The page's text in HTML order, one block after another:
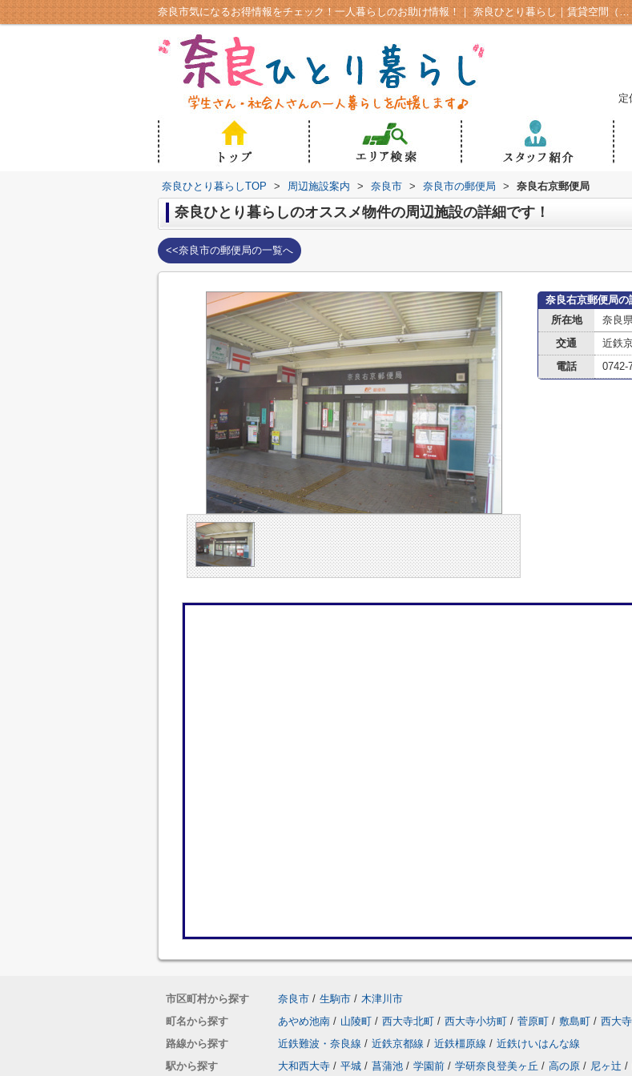
奈良市気になるお得情報をチェック！一人暮らしのお助け情報！｜ 奈良ひとり暮らし｜賃貸空間（株）A-SPACE奈良市の学生向け賃貸
定
奈良ひとり暮らしTOP > 周辺施設案内 > 奈良市 > 奈良市の郵便局 > 奈良右京郵便局
奈良ひとり暮らしのオススメ物件の周辺施設の詳細です！
<<奈良市の郵便局の一覧へ
奈良右京郵便局の
所在地
奈良
交通
近鉄
電話
0742-
市区町村から探す 奈良市 / 生駒市 / 木津川市
町名から探す
あやめ池南 / 山陵町 / 西大寺北町 / 西大寺小坊町 / 菅原町 / 敷島町 / 西大
路線から探す
近鉄難波・奈良線 / 近鉄京都線 / 近鉄橿原線 / 近鉄けいはんな線
駅から探す
大和西大寺 / 平城 / 菖蒲池 / 学園前 / 学研奈良登美ヶ丘 / 高の原 / 尼ヶ辻 /